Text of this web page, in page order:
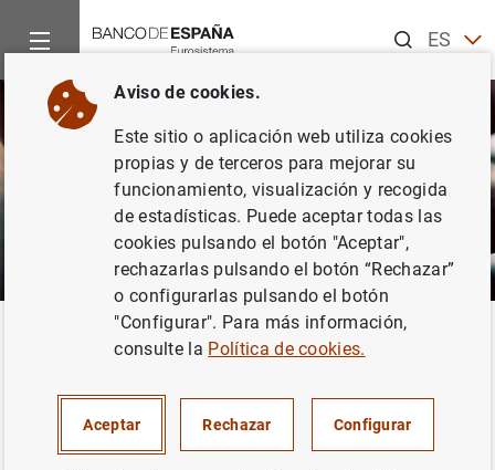
ESEN
Áreas de actuación Central de Balances
Aviso de cookies.
Este sitio o aplicación web utiliza cookies
propias y de terceros para mejorar su
funcionamiento, visualización y recogida
de estadísticas. Puede aceptar todas las
cookies pulsando el botón "Aceptar",
rechazarlas pulsando el botón “Rechazar”
o configurarlas pulsando el botón
"Configurar". Para más información,
consulte la Política de cookies.
Aceptar Rechazar Configurar